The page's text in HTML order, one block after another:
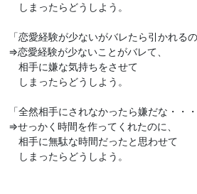
しまったらどうしよう。
「恋愛経験が少ないがバレたら引かれる
⇒恋愛経験が少ないことがバレて、
相手に嫌な気持ちをさせて
しまったらどうしよう。
「全然相手にされなかったら嫌だな・・・
⇒せっかく時間を作ってくれたのに、
相手に無駄な時間だったと思わせて
しまったらどうしよう。